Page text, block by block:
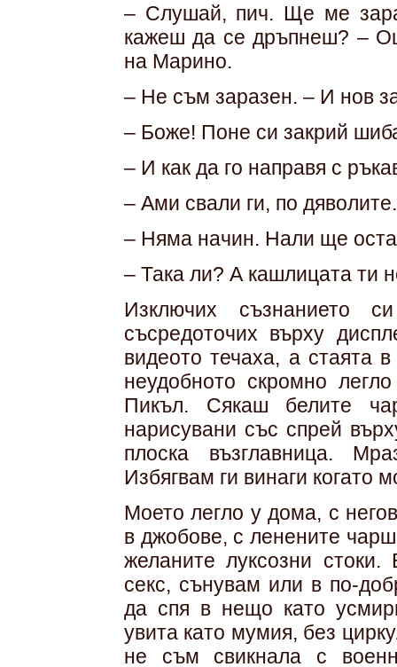
– Слушай, пич. Ще ме
кажеш да се дръпнеш? –
на Марино.
– Не съм заразен. – И нов
– Боже! Поне си закрий
– И как да го направя с
– Ами свали ги, по дяволите.
– Няма начин. Нали ще
– Така ли? А кашлицата ти
Изключих
съсредоточих върху
видеото течаха, а стаята
неудобното скромно
Пикъл. Сякаш белите
нарисувани със спрей
плоска възглавница.
Избягвам ги винаги когато
Моето легло у дома, с
в джобове, с ленените
желаните луксозни
секс, сънувам или в по-
да спя в нещо като
увита като мумия, без
не съм свикнала с